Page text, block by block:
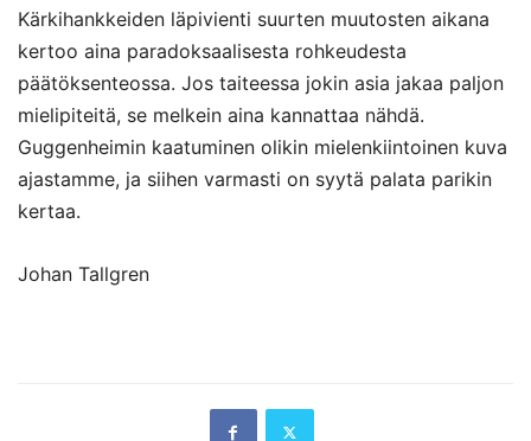
Kärkihankkeiden läpivienti suurten muutosten aikana
kertoo aina paradoksaalisesta rohkeudesta
päätöksenteossa. Jos taiteessa jokin asia jakaa paljon
mielipiteitä, se melkein aina kannattaa nähdä.
Guggenheimin kaatuminen olikin mielenkiintoinen kuva
ajastamme, ja siihen varmasti on syytä palata parikin
kertaa.
Johan Tallgren